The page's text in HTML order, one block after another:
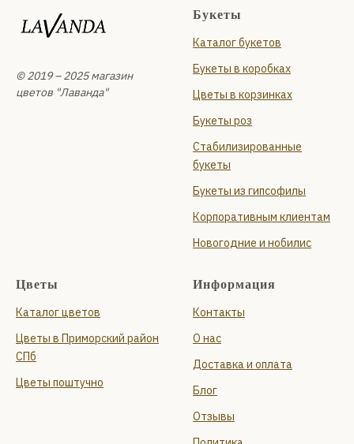
© 2019 – 2025 магазин
цветов "Лаванда"
Букеты
Каталог букетов
Букеты в коробках
Цветы в корзинках
Букеты роз
Стабилизированные
букеты
Букеты из гипсофилы
Корпоративным клиентам
Новогодние и нобилис
Цветы
Каталог цветов
Цветы в Приморский район
СПб
Цветы поштучно
Информация
Контакты
О нас
Доставка и оплата
Блог
Отзывы